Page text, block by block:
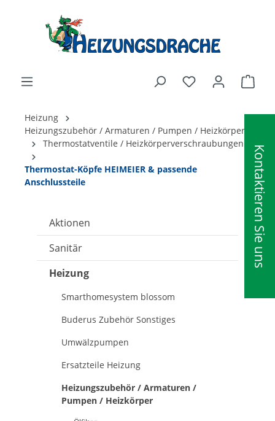
Kontaktieren Sie uns
Heizung
Heizungszubehör / Armaturen / Pumpen / Heizkörper
Thermostatventile / Heizkörperverschraubungen
Thermostat-Köpfe HEIMEIER & passende
Anschlussteile
Aktionen
Sanitär
Heizung
Smarthomesystem blossom
Buderus Zubehör Sonstiges
Umwälzpumpen
Ersatzteile Heizung
Heizungszubehör / Armaturen /
Pumpen / Heizkörper